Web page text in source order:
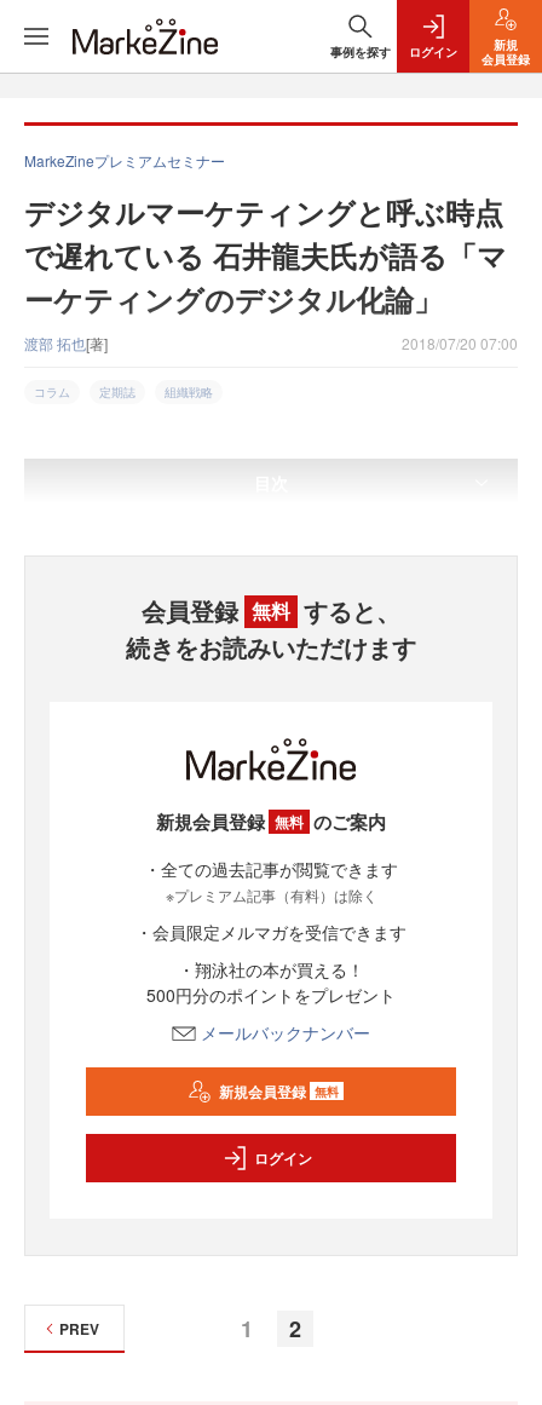
事例を探す ログイン
新規
会員登録
MarkeZineプレミアムセミナー
デジタルマーケティングと呼ぶ時点
で遅れている 石井龍夫氏が語る「マ
ーケティングのデジタル化論」
渡部 拓也[著] 2018/07/20 07:00
コラム 定期誌 組織戦略
会員登録 無料 すると、
続きをお読みいただけます
新規会員登録 無料 のご案内
・全ての過去記事が閲覧できます
※プレミアム記事（有料）は除く
・会員限定メルマガを受信できます
・翔泳社の本が買える！
500円分のポイントをプレゼント
メールバックナンバー
新規会員登録 無料
ログイン
1 2
PREV